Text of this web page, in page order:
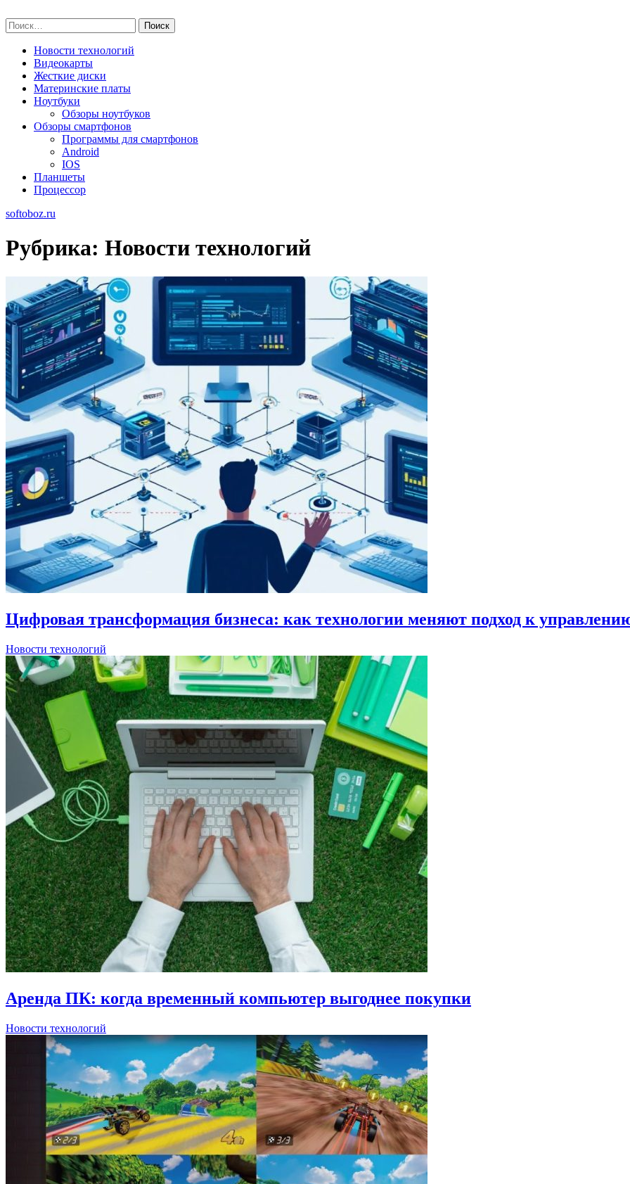
to
content
Найти:
Новости технологий
Видеокарты
Жесткие диски
Материнские платы
Ноутбуки
Обзоры ноутбуков
Обзоры смартфонов
Программы для смартфонов
Android
IOS
Планшеты
Процессор
softoboz.ru
Рубрика: Новости технологий
Цифровая трансформация бизнеса: как технологии меняют подход к
Новости технологий
Аренда ПК: когда временный компьютер выгоднее покупки
Новости технологий